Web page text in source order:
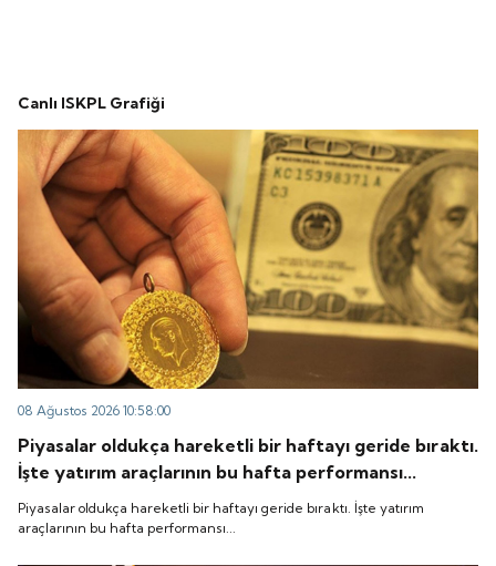
Canlı ISKPL Grafiği
08 Ağustos 2026 10:58:00
Piyasalar oldukça hareketli bir haftayı geride bıraktı.
İşte yatırım araçlarının bu hafta performansı...
Piyasalar oldukça hareketli bir haftayı geride bıraktı. İşte yatırım
araçlarının bu hafta performansı...